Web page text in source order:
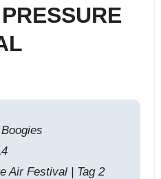
Air Festival | Tag 2